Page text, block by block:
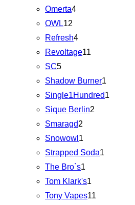
Omerta4
OWL12
Refresh4
Revoltage11
SC5
Shadow Burner1
Single1Hundred1
Sique Berlin2
Smaragd2
Snowowl 1
Strapped Soda1
The Bro`s1
Tom Klark's1
Tony Vapes11